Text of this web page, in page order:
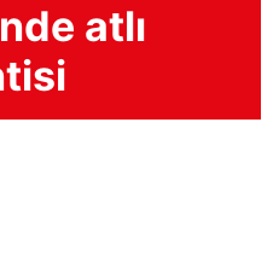
atlı